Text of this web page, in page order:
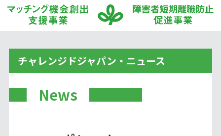
チャレンジドジャパン・ニュース
News